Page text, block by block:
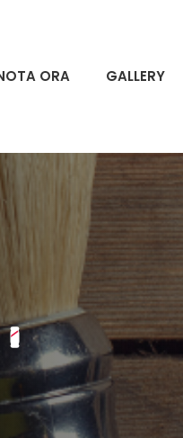
ORA GALLERY